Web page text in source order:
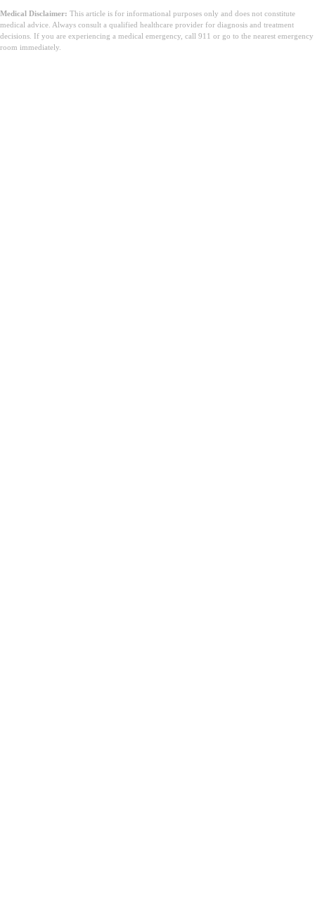
Medical Disclaimer: This article is for informational purposes only and does not constitute
medical advice. Always consult a qualified healthcare provider for diagnosis and treatment
decisions. If you are experiencing a medical emergency, call 911 or go to the nearest emergency
room immediately.